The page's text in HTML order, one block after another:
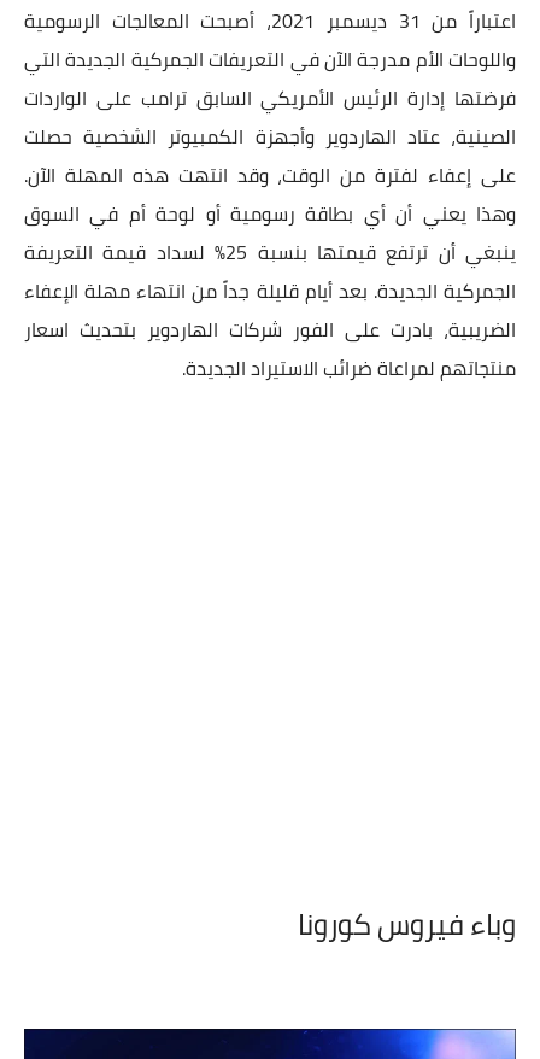
اعتباراً من 31 ديسمبر 2021، أصبحت المعالجات الرسومية
واللوحات الأم مدرجة الآن في التعريفات الجمركية الجديدة التي
فرضتها إدارة الرئيس الأمريكي السابق ترامب على الواردات
الصينية، عتاد الهاردوير وأجهزة الكمبيوتر الشخصية حصلت
على إعفاء لفترة من الوقت، وقد انتهت هذه المهلة الآن.
وهذا يعني أن أي بطاقة رسومية أو لوحة أم في السوق
ينبغي أن ترتفع قيمتها بنسبة 25% لسداد قيمة التعريفة
الجمركية الجديدة. بعد أيام قليلة جداً من انتهاء مهلة الإعفاء
الضريبية، بادرت على الفور شركات الهاردوير بتحديث اسعار
منتجاتهم لمراعاة ضرائب الاستيراد الجديدة.
وباء فيروس كورونا